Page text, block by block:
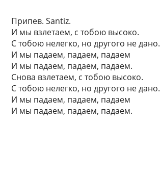
Припев. Santiz.
И мы взлетаем, с тобою высоко.
С тобою нелегко, но другого не дано.
И мы падаем, падаем, падаем
И мы падаем, падаем, падаем.
Снова взлетаем, с тобою высоко.
С тобою нелегко, но другого не дано.
И мы падаем, падаем, падаем
И мы падаем, падаем, падаем.